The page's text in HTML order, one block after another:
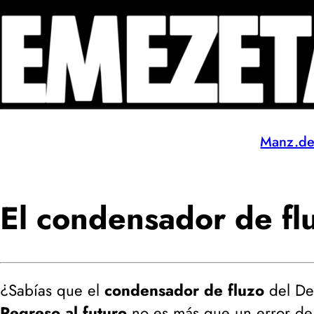
El condensador de
¿Sabías que el condensador de fluzo del